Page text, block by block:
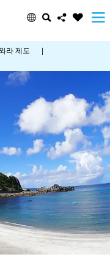
라 제도
|